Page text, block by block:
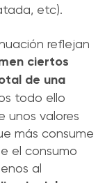
etc).
reflejan
ciertos
de una
todo ello
unos valores
más consume
el consumo
al